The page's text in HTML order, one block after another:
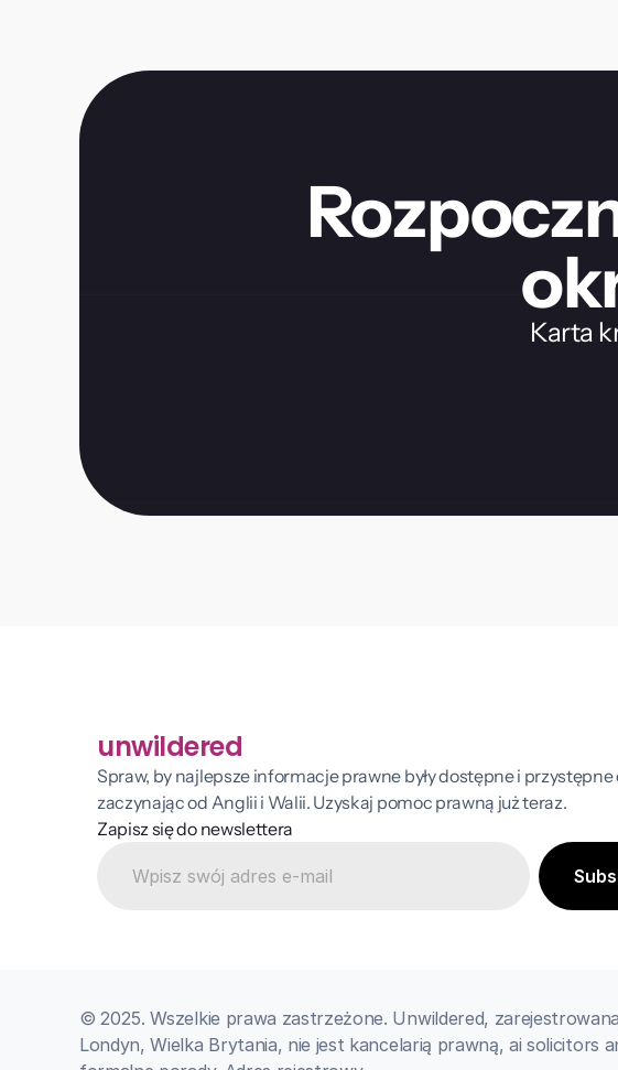
Karta
unwildered
Spraw, by najlepsze informacje prawne były dostępne i przystępne
zaczynając od Anglii i Walii. Uzyskaj pomoc prawną już teraz.
Zapisz się do newslettera
© 2025. Wszelkie prawa zastrzeżone. Unwildered,
Londyn, Wielka Brytania, nie jest kancelarią prawną, ai solicitors